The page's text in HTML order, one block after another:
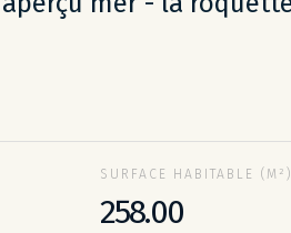
SURFACE HABITABLE (M²)
258.00